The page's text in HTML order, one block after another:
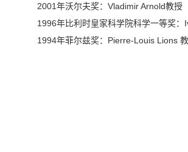
2001年沃尔夫奖：Vladimir Arnold教授
1996年比利时皇家科学院科学一等奖：
1994年菲尔兹奖：Pierre-Louis Lions